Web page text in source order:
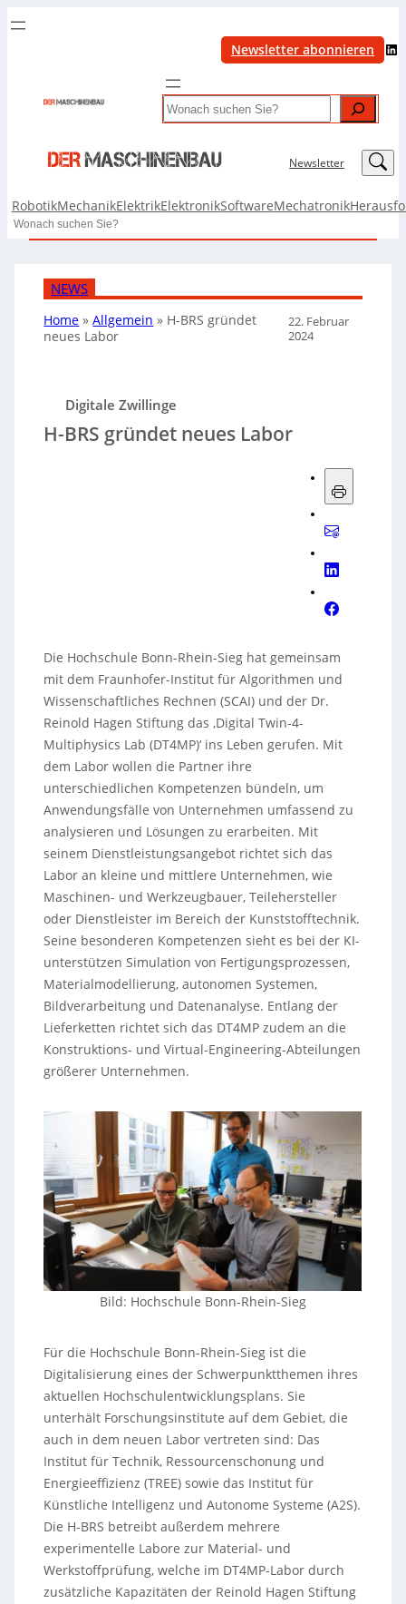
Newsletter abonnieren LinkedIn
Search
Newsletter LinkedIn
RobotikMechanikElektrikElektronikSoftwareMechatronik
Search
NEWS
Home »Allgemein » H-BRS gründet
neues Labor
22. Februar
2024
Digitale Zwillinge
H-BRS gründet neues Labor
Die Hochschule Bonn-Rhein-Sieg hat gemeinsam
mit dem Fraunhofer-Institut für Algorithmen und
Wissenschaftliches Rechnen (SCAI) und der Dr.
Reinold Hagen Stiftung das ‚Digital Twin-4-
Multiphysics Lab (DT4MP)‘ ins Leben gerufen. Mit
dem Labor wollen die Partner ihre
unterschiedlichen Kompetenzen bündeln, um
Anwendungsfälle von Unternehmen umfassend zu
analysieren und Lösungen zu erarbeiten. Mit
seinem Dienstleistungsangebot richtet sich das
Labor an kleine und mittlere Unternehmen, wie
Maschinen- und Werkzeugbauer, Teilehersteller
oder Dienstleister im Bereich der Kunststofftechnik.
Seine besonderen Kompetenzen sieht es bei der KI-
unterstützen Simulation von Fertigungsprozessen,
Materialmodellierung, autonomen Systemen,
Bildverarbeitung und Datenanalyse. Entlang der
Lieferketten richtet sich das DT4MP zudem an die
Konstruktions- und Virtual-Engineering-Abteilungen
größerer Unternehmen.
Bild: Hochschule Bonn-Rhein-Sieg
Für die Hochschule Bonn-Rhein-Sieg ist die
Digitalisierung eines der Schwerpunktthemen ihres
aktuellen Hochschulentwicklungsplans. Sie
unterhält Forschungsinstitute auf dem Gebiet, die
auch in dem neuen Labor vertreten sind: Das
Institut für Technik, Ressourcenschonung und
Energieeffizienz (TREE) sowie das Institut für
Künstliche Intelligenz und Autonome Systeme (A2S).
Die H-BRS betreibt außerdem mehrere
experimentelle Labore zur Material- und
Werkstoffprüfung, welche im DT4MP-Labor durch
zusätzliche Kapazitäten der Reinold Hagen Stiftung